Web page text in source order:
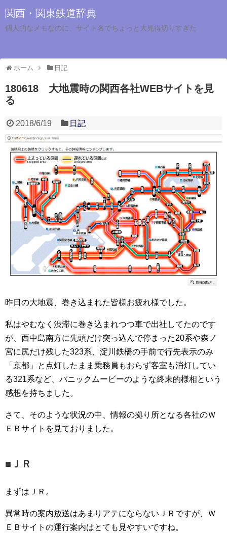
関西・関東鉄道辞典
個人的なメモなのに、サイト名でちょっと大見得切りすぎた
ホーム 日記
180618 大地震時の関西各社WEBサイトを見
る
2018/6/19 日記
昨日の大地震、巻き込まれた皆様お疲れ様でした。
私はやむなく渋滞に巻き込まれつつ車で出社してたのです
が、西中島南方に先頭だけ突っ込んで停まった20系や森ノ
宮に尻だけ残した323系、淀川鉄橋の手前で行先表示のみ
「京都」と点灯したまま乗務員もおらず客室も消灯してい
る321系など、パニックムービーのような終末的様相という
感想を持ちました。
さて、そのような状況の中、情報の拠り所となる各社のＷ
ＥＢサイトを見ておりました。
■ＪＲ
まずはＪＲ。
異常時の案内放送はあまりアテにならないＪＲですが、Ｗ
ＥＢサイトの運行案内はとても見やすいですね。